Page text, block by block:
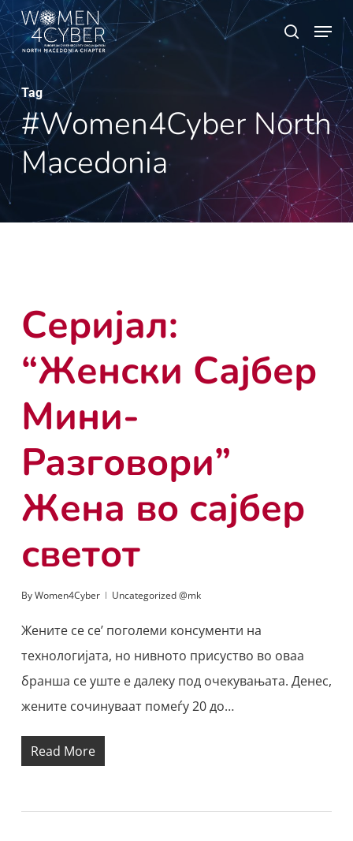
Skip
to
main
content
search
Menu
Tag
#Women4Cyber North
Macedonia
Серијал:
“Женски Сајбер
Мини-
Разговори”
Жена во сајбер
светот
ByWomen4Cyber Uncategorized @mk
Жените се се’ поголеми консументи на
технологијата, но нивното присуство во оваа
бранша се уште е далеку под очекувањата. Денес,
жените сочинуваат помеѓу 20 до…
Read More